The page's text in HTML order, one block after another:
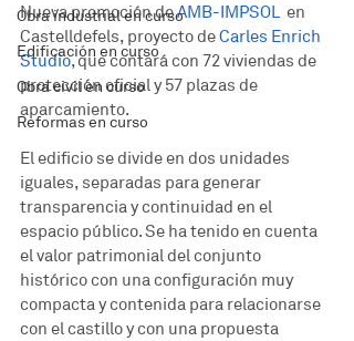
Obra industrial en curso
Edificación en curso
Obra civil en curso
Reformas en curso
Nueva promoción de AMB-IMPSOL
  en
Castelldefels, proyecto de Carles Enrich
Studio, que contará con 72 viviendas de
protección oficial y 57 plazas de
aparcamiento.
El edificio se divide en dos unidades
iguales, separadas para generar
transparencia y continuidad en el
espacio público. Se ha tenido en cuenta
el valor patrimonial del conjunto
histórico con una configuración muy
compacta y contenida para relacionarse
con el castillo y con una propuesta